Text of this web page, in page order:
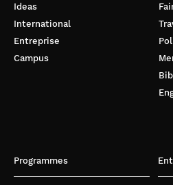
Pour afficher ce
d’accepter les
Ideas
International
Entreprise
Campus
Programmes